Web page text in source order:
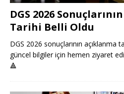
DGS 2026
Tarihi Belli Oldu
DGS 2026 sonuçlarının açıklanma
güncel bilgiler için hemen ziyaret
🔺